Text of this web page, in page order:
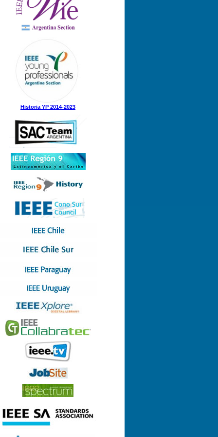
3 (21-08-2024)
2 (12-08-2024)
1 (31-05-2024)
2 (28-09-2023)
1 (07-09-2023)
7 (21-11-2022)
5 (31-08-2022)
3 (13-05-2022)
8 (29-12-2021)
7 (23-12-2021)
5 (06-09-2021)
3 (23-06-2021)
1 (22-04-2021)
9 (21-12-2020)
8 (26-11-2020)
Historia YP 2014-2023